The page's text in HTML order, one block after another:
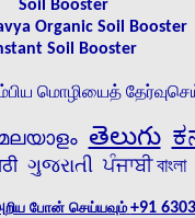
Soil Booster
Organic Soil Booster
Soil Booster
மொழியைத்
తెలుగు
ગુજરાતી ਪੰਜਾਬੀ বাংলা
போன் செய்யவும் +91